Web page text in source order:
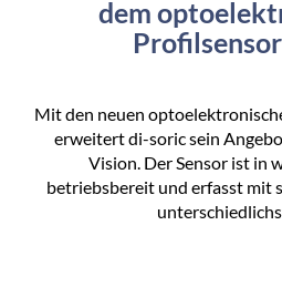
dem
Mit den neuen
erweitert di-soric sein
Vision. Der Sensor ist in
betriebsbereit und erfasst mit